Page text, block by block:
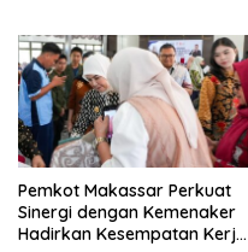
Pemkot Makassar Perkuat
Sinergi dengan Kemenaker
Hadirkan Kesempatan Kerja